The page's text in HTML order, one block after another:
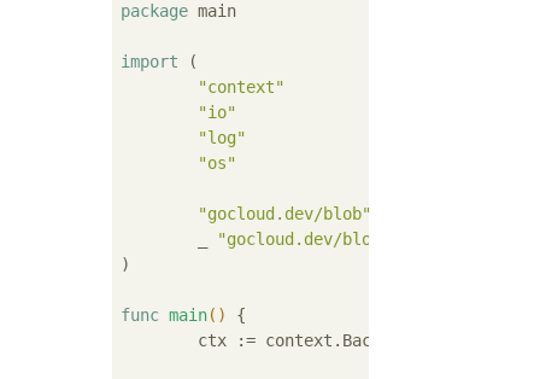
package main
import (
"context"
"io"
"log"
"os"
"gocloud.dev/blob"
"gocloud.dev/blob/s3blob"
)
func main()
{